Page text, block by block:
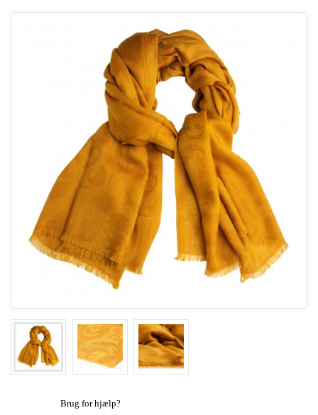
Brug for hjælp?